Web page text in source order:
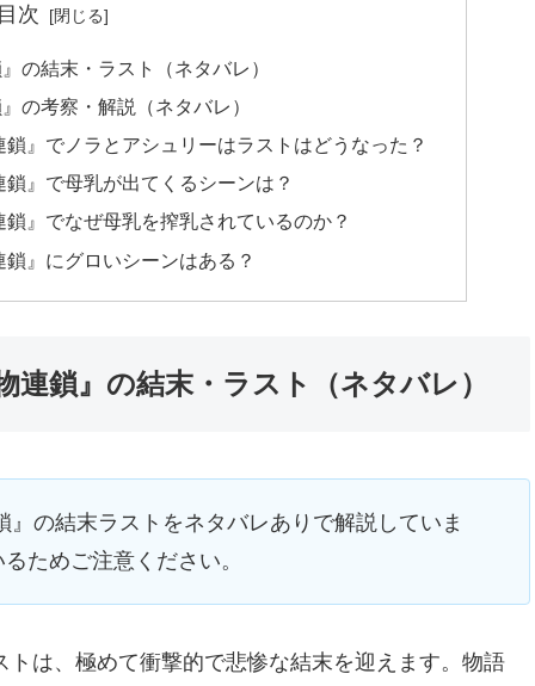
目次
の結末・ラスト（ネタバレ）
の考察・解説（ネタバレ）
』でノラとアシュリーはラストはどうなった？
』で母乳が出てくるシーンは？
』でなぜ母乳を搾乳されているのか？
』にグロいシーンはある？
鎖』の結末・ラスト（ネタバレ）
の結末ラストをネタバレありで解説していま
ためご注意ください。
は、極めて衝撃的で悲惨な結末を迎えます。物語